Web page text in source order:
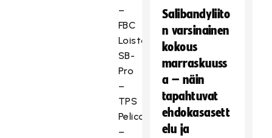
–
FBC
Loisto
SB-
Pro
–
TPS
Pelicans
–
Salibandyliito
n varsinainen
kokous
marraskuuss
a – näin
tapahtuvat
ehdokasasett
elu ja